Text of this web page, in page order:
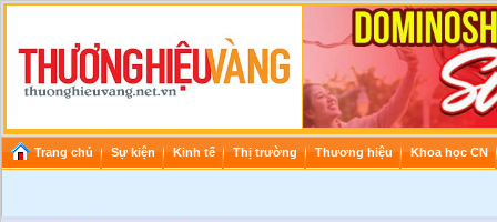
Trang chủ Sự kiện Kinh tế Thị trường Thương hiệu Khoa học CN